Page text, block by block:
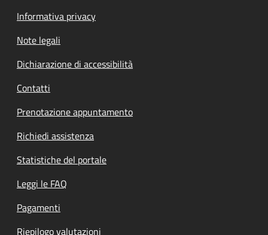
Informativa privacy
Note legali
Dichiarazione di accessibilità
Contatti
Prenotazione appuntamento
Richiedi assistenza
Statistiche del portale
Leggi le FAQ
Pagamenti
Riepilogo valutazioni